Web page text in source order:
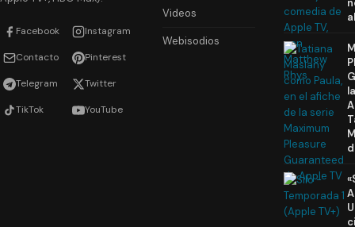
Facebook Instagram
Contacto Pinterest
Telegram Twitter
TikTok YouTube
Videos
Webisodios